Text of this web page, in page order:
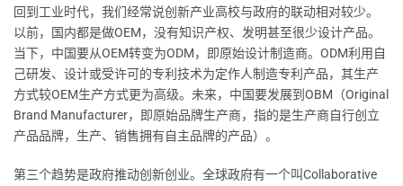
回到工业时代，我们经常说创新产业高校与政府的联动相对较少。
以前，国内都是做OEM，没有知识产权、发明甚至很少设计产品。
当下，中国要从OEM转变为ODM，即原始设计制造商。ODM利用自
己研发、设计或受许可的专利技术为定作人制造专利产品，其生产
方式较OEM生产方式更为高级。未来，中国要发展到OBM（Original
Brand Manufacturer，即原始品牌生产商，指的是生产商自行创立
产品品牌，生产、销售拥有自主品牌的产品）。
第三个趋势是政府推动创新创业。全球政府有一个叫Collaborative